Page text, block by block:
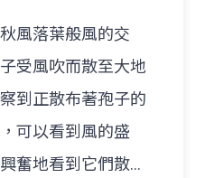
風落葉般風的交
受風吹而散至大地
到正散布著孢子的
可以看到風的盛
奮地看到它們散播